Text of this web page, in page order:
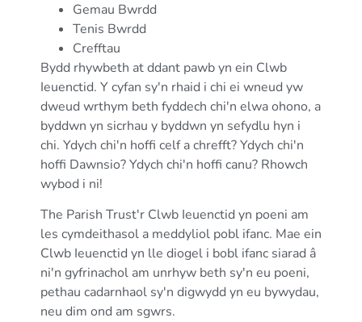
Gemau Bwrdd
Tenis Bwrdd
Crefftau
Bydd rhywbeth at ddant pawb yn ein Clwb
Ieuenctid. Y cyfan sy'n rhaid i chi ei wneud yw
dweud wrthym beth fyddech chi'n elwa ohono, a
byddwn yn sicrhau y byddwn yn sefydlu hyn i
chi. Ydych chi'n hoffi celf a chrefft? Ydych chi'n
hoffi Dawnsio? Ydych chi'n hoffi canu? Rhowch
wybod i ni!
The Parish Trust'r Clwb Ieuenctid yn poeni am
les cymdeithasol a meddyliol pobl ifanc. Mae ein
Clwb Ieuenctid yn lle diogel i bobl ifanc siarad â
ni'n gyfrinachol am unrhyw beth sy'n eu poeni,
pethau cadarnhaol sy'n digwydd yn eu bywydau,
neu dim ond am sgwrs.